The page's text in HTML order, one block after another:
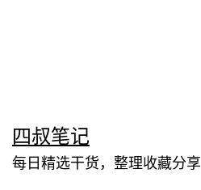
至
内
四叔笔记
每日精选干货，整理收藏分享